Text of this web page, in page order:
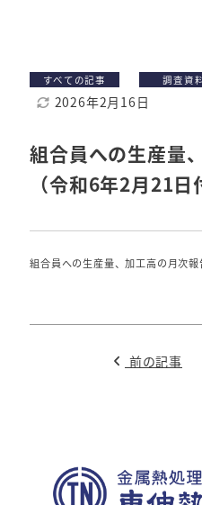
セ
組合員への生産量
（令和6年2月21日
更新日2026年2月16日
カテゴリー
すべての記事 カテゴリ
調査資
組合員への生産量、加工高の月次報
前の記事